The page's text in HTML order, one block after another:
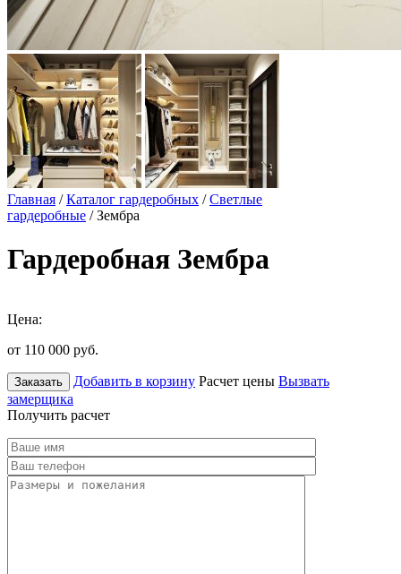
Главная /Каталог гардеробных /Светлые
гардеробные / Зембра
Гардеробная Зембра
Цена:
от 110 000 руб.
Заказать Добавить в корзину Расчет цены Вызвать
замерщика
Получить расчет